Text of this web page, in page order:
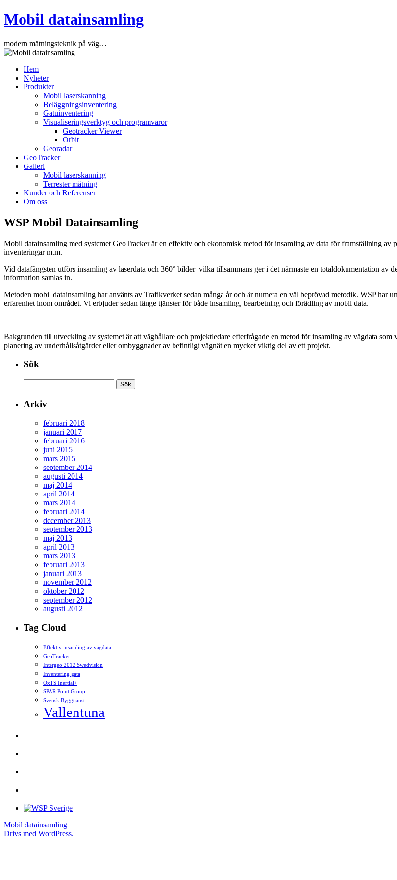
Mobil datainsamling
modern mätningsteknik på väg…
Hoppa
innehåll
Hem
Nyheter
Produkter
Mobil laserskanning
Beläggningsinventering
Gatuinventering
Visualiseringsverktyg och programvaror
Geotracker Viewer
Orbit
Georadar
GeoTracker
Galleri
Mobil laserskanning
Terrester mätning
Kunder och Referenser
Om oss
WSP Mobil Datainsamling
Mobil datainsamling med systemet GeoTracker är en effektiv och ekonomisk metod för insamling av data för framställning av
inventeringar m.m.
Vid datafångsten utförs insamling av laserdata och 360° bilder vilka tillsammans ger i det närmaste en totaldokumentation av
information samlas in.
Metoden mobil datainsamling har använts av Trafikverket sedan många år och är numera en väl beprövad metodik. WSP har
erfarenhet inom området. Vi erbjuder sedan länge tjänster för både insamling, bearbetning och förädling av mobil data.
Bakgrunden till utveckling av systemet är att väghållare och projektledare efterfrågade en metod för insamling av vägdata
planering av underhållsåtgärder eller ombyggnader av befintligt vägnät en mycket viktig del av ett projekt.
Sök
efter:
Arkiv
februari 2018
januari 2017
februari 2016
juni 2015
mars 2015
september 2014
augusti 2014
maj 2014
april 2014
mars 2014
februari 2014
december 2013
september 2013
maj 2013
april 2013
mars 2013
februari 2013
januari 2013
november 2012
oktober 2012
september 2012
augusti 2012
Tag Cloud
Effektiv insamling av vägdata
GeoTracker
Intergeo 2012 Swedvision
Inventering gata
OxTS Inertial+
SPAR Point Group
Svensk Byggtjänst
Vallentuna
Mobil datainsamling
Drivs med WordPress.